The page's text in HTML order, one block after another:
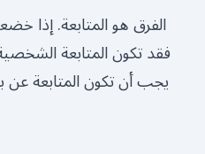
الفرق هو المتابعة. إذا
فقد تكون المتابعة
يجب أن تكون المتابعة عن